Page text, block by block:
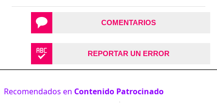
COMENTARIOS
REPORTAR UN ERROR
Recomendados en Contenido Patrocinado